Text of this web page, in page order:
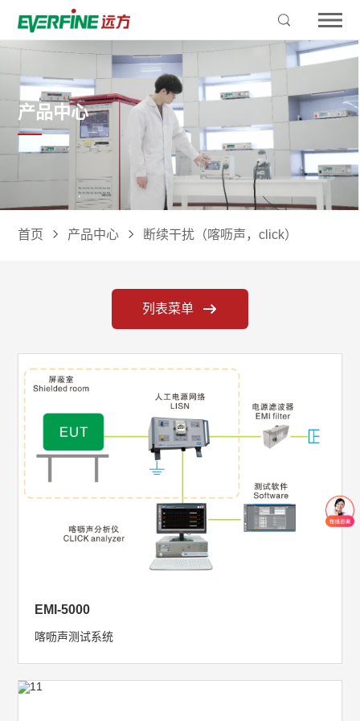
产品中心
首页 产品中心 断续干扰（喀呖声，click）
列表菜单
EMI-5000
喀呖声测试系统